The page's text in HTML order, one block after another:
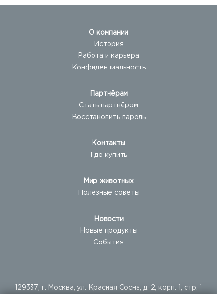
О компании
История
Работа и карьера
Конфиденциальность
Партнёрам
Стать партнёром
Восстановить пароль
Контакты
Где купить
Мир животных
Полезные советы
Новости
Новые продукты
События
129337, г. Москва, ул. Красная Сосна, д. 2, корп. 1, стр. 1